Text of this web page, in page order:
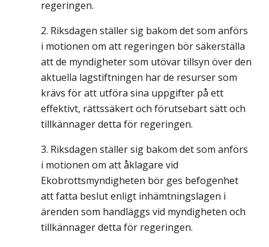
regeringen.
Riksdagen ställer sig bakom det som anförs
i motionen om att regeringen bör säkerställa
att de myndigheter som utövar tillsyn över den
aktuella lagstiftningen har de resurser som
krävs för att utföra sina uppgifter på ett
effektivt, rättssäkert och förutsebart sätt och
tillkännager detta för regeringen.
Riksdagen ställer sig bakom det som anförs
i motionen om att åklagare vid
Ekobrottsmyndigheten bör ges befogenhet
att fatta beslut enligt inhämtningslagen i
ärenden som handläggs vid myndigheten och
tillkännager detta för regeringen.